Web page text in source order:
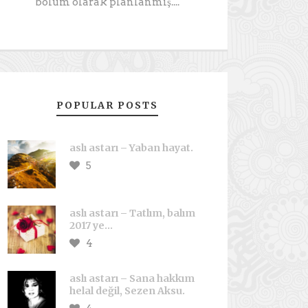
POPULAR POSTS
aslı astarı – Yaban hayat.
5
aslı astarı – Tatlım, balım
2017 ye…
4
aslı astarı – Sana hakkım
helal değil, Sezen Aksu.